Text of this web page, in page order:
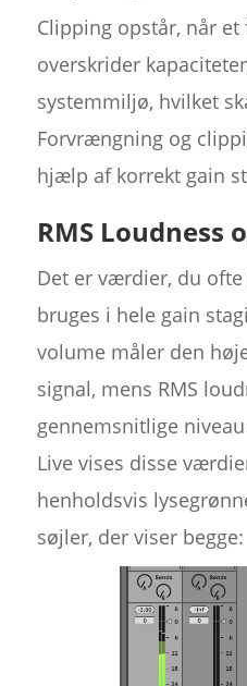
Clipping opstår, når
overskrider
systemmiljø, hvilket
Forvrængning og
hjælp af korrekt gain
RMS Loudness
Det er værdier, du
bruges i hele gain
volume måler den
signal, mens RMS
gennemsnitlige
Live vises disse
henholdsvis
søjler, der viser begge: